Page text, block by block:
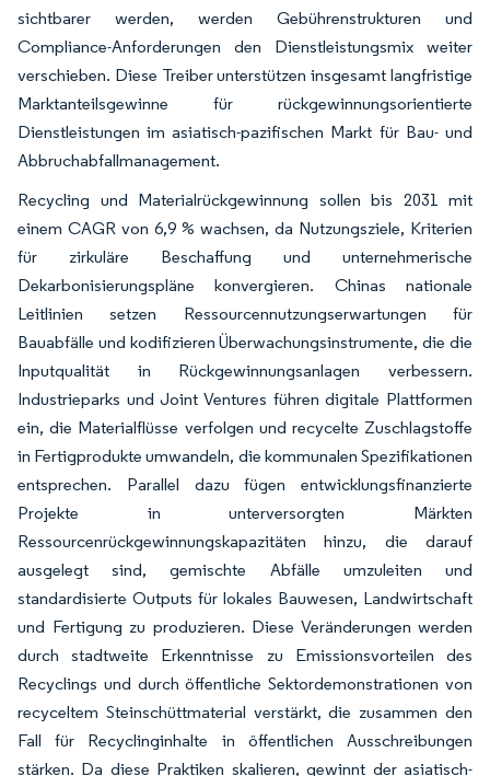
sichtbarer werden, werden Gebührenstrukturen und
Compliance-Anforderungen den Dienstleistungsmix weiter
verschieben. Diese Treiber unterstützen insgesamt langfristige
Marktanteilsgewinne für rückgewinnungsorientierte
Dienstleistungen im asiatisch-pazifischen Markt für Bau- und
Abbruchabfallmanagement.
Recycling und Materialrückgewinnung sollen bis 2031 mit
einem CAGR von 6,9 % wachsen, da Nutzungsziele, Kriterien
für zirkuläre Beschaffung und unternehmerische
Dekarbonisierungspläne konvergieren. Chinas nationale
Leitlinien setzen Ressourcennutzungserwartungen für
Bauabfälle und kodifizieren Überwachungsinstrumente, die die
Inputqualität in Rückgewinnungsanlagen verbessern.
Industrieparks und Joint Ventures führen digitale Plattformen
ein, die Materialflüsse verfolgen und recycelte Zuschlagstoffe
in Fertigprodukte umwandeln, die kommunalen Spezifikationen
entsprechen. Parallel dazu fügen entwicklungsfinanzierte
Projekte in unterversorgten Märkten
Ressourcenrückgewinnungskapazitäten hinzu, die darauf
ausgelegt sind, gemischte Abfälle umzuleiten und
standardisierte Outputs für lokales Bauwesen, Landwirtschaft
und Fertigung zu produzieren. Diese Veränderungen werden
durch stadtweite Erkenntnisse zu Emissionsvorteilen des
Recyclings und durch öffentliche Sektordemonstrationen von
recyceltem Steinschüttmaterial verstärkt, die zusammen den
Fall für Recyclinginhalte in öffentlichen Ausschreibungen
stärken. Da diese Praktiken skalieren, gewinnt der asiatisch-